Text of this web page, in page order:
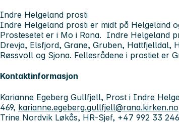
Indre Helgeland prosti
Indre Helgeland prosti er midt på Helgeland
Prostesetet er i Mo i Rana. Indre Helgeland
Drevja, Elsfjord, Grane, Gruben, Hattfjelldal,
Røssvoll og Sjona. Fellesrådene i prostiet er
Kontaktinformasjon
Karianne Egeberg Gullfjell, Prost i Indre
469, karianne.egeberg.gullfjell@rana.kirken.no
Trine Nordvik Løkås, HR-Sjef, +47 992 33